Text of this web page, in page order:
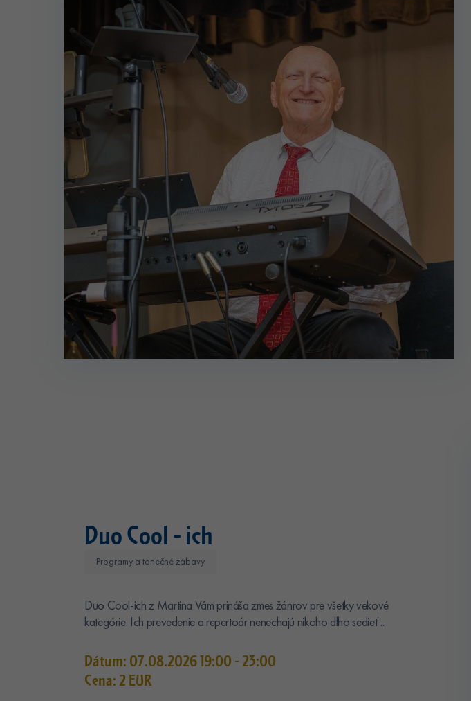
Duo Cool - ich
Programy a tanečné zábavy
Duo Cool-ich z Martina Vám prináša zmes žánrov pre všetky vekové
kategórie. Ich prevedenie a repertoár nenechajú nikoho dlho sedieť ...
Dátum: 07.08.2026 19:00 - 23:00
Cena: 2 EUR